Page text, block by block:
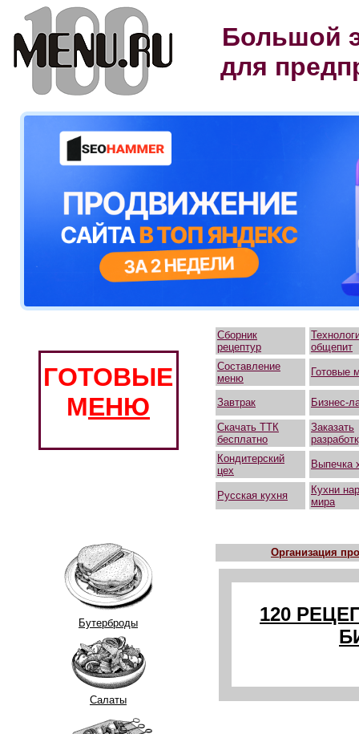
Большой
для
ГОТОВЫЕ
МЕНЮ
Сборник
рецептур
общепит
Составление
меню
Готовые
Завтрак Бизнес-
Скачать ТТК
бесплатно
Заказать
Кондитерский
цех
Выпечка
Русская кухня
Кухни
мира
Бутерброды
Салаты
Организация
120